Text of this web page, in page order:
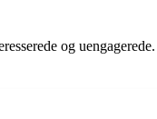
og